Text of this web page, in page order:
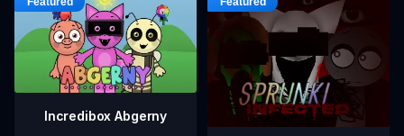
Incredibox Abgerny